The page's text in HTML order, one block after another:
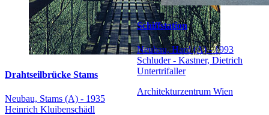
Drahtseilbrücke Stams
Neubau, Stams (A) - 1935
Heinrich Kluibenschädl
Schiffstation
Neubau, Hard (A) - 1993
Schluder - Kastner, Dietrich
Untertrifaller
Architekturzentrum Wien